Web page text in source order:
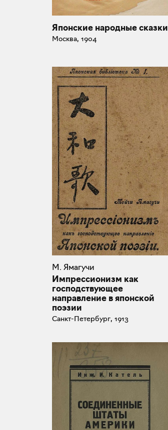
Японские народные сказки
Москва, 1904
М. Ямагучи
Импрессионизм как
господствующее
направление в японской
поэзии
Санкт-Петербург, 1913